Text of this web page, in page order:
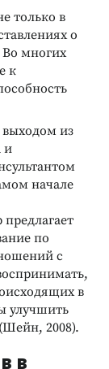
только в
о
Во многих
к
из
и
начале
предлагает
по
с
в
улучшить
2008).
в